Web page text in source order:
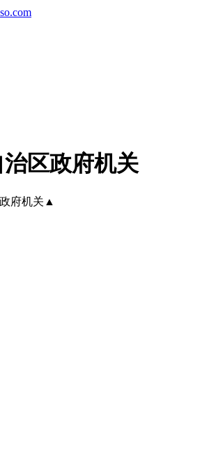
区政府机关
府机关 ▲